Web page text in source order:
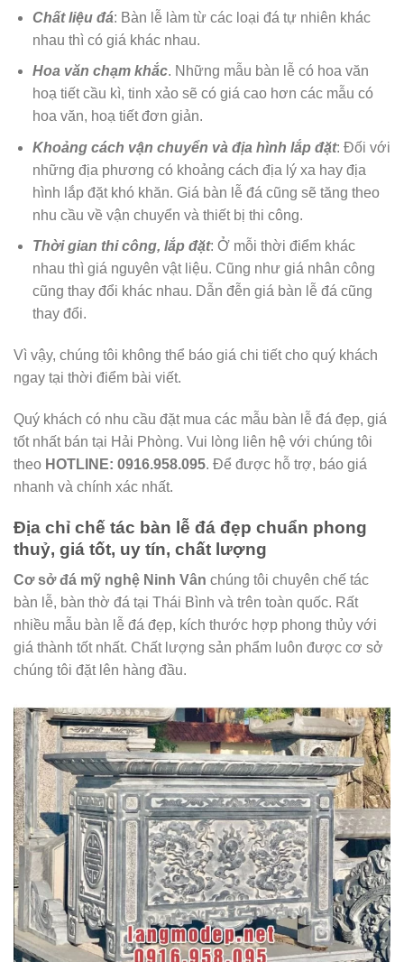
Chất liệu đá: Bàn lễ làm từ các loại đá tự nhiên khác
nhau thì có giá khác nhau.
Hoa văn chạm khắc. Những mẫu bàn lễ có hoa văn
hoạ tiết cầu kì, tinh xảo sẽ có giá cao hơn các mẫu có
hoa văn, hoạ tiết đơn giản.
Khoảng cách vận chuyển và địa hình lắp đặt: Đối với
những địa phương có khoảng cách địa lý xa hay địa
hình lắp đặt khó khăn. Giá bàn lễ đá cũng sẽ tăng theo
nhu cầu về vận chuyển và thiết bị thi công.
Thời gian thi công, lắp đặt: Ở mỗi thời điểm khác
nhau thì giá nguyên vật liệu. Cũng như giá nhân công
cũng thay đổi khác nhau. Dẫn đễn giá bàn lễ đá cũng
thay đổi.
Vì vậy, chúng tôi không thể báo giá chi tiết cho quý khách
ngay tại thời điểm bài viết.
Quý khách có nhu cầu đặt mua các mẫu bàn lễ đá đẹp, giá
tốt nhất bán tại Hải Phòng. Vui lòng liên hệ với chúng tôi
theo HOTLINE: 0916.958.095. Để được hỗ trợ, báo giá
nhanh và chính xác nhất.
Địa chỉ chế tác bàn lễ đá đẹp chuẩn phong
thuỷ, giá tốt, uy tín, chất lượng
Cơ sở đá mỹ nghệ Ninh Vân chúng tôi chuyên chế tác
bàn lễ, bàn thờ đá tại Thái Bình và trên toàn quốc. Rất
nhiều mẫu bàn lễ đá đẹp, kích thước hợp phong thủy với
giá thành tốt nhất. Chất lượng sản phẩm luôn được cơ sở
chúng tôi đặt lên hàng đầu.